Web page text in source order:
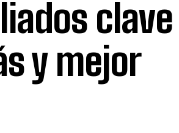
y mejor